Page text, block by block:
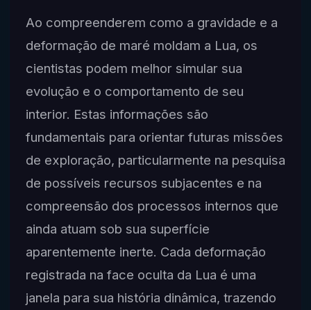
Ao compreenderem como a gravidade e a
deformação de maré moldam a Lua, os
cientistas podem melhor simular sua
evolução e o comportamento de seu
interior. Estas informações são
fundamentais para orientar futuras missões
de exploração, particularmente na pesquisa
de possíveis recursos subjacentes e na
compreensão dos processos internos que
ainda atuam sob sua superfície
aparentemente inerte. Cada deformação
registrada na face oculta da Lua é uma
janela para sua história dinâmica, trazendo